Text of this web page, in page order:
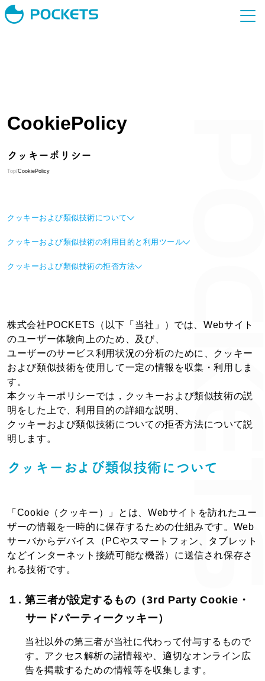
CookiePolicy
クッキーポリシー
Top/CookiePolicy
クッキーおよび類似技術について
クッキーおよび類似技術の利用目的と利用ツール
クッキーおよび類似技術の拒否方法
株式会社POCKETS（以下「当社」）では、Webサイト
のユーザー体験向上のため、及び、
ユーザーのサービス利用状況の分析のために、クッキー
および類似技術を使用して一定の情報を収集・利用しま
す。
本クッキーポリシーでは，クッキーおよび類似技術の説
明をした上で、利用目的の詳細な説明、
クッキーおよび類似技術についての拒否方法について説
明します。
クッキーおよび類似技術について
「Cookie（クッキー）」とは、Webサイトを訪れたユー
ザーの情報を一時的に保存するための仕組みです。Web
サーバからデバイス（PCやスマートフォン、タブレット
などインターネット接続可能な機器）に送信され保存さ
れる技術です。
１. 第三者が設定するもの（3rd Party Cookie・
サードパーティークッキー）
当社以外の第三者が当社に代わって付与するもので
す。アクセス解析の諸情報や、適切なオンライン広
告を掲載するための情報等を収集します。